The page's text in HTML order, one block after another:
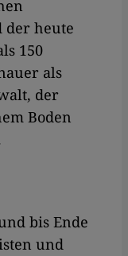
der heute
150
als
der
Boden
bis Ende
und